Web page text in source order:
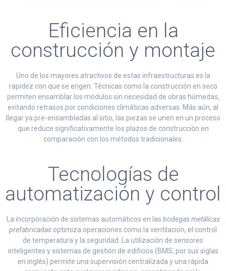
Eficiencia en la
construcción y montaje
Uno de los mayores atractivos de estas infraestructuras es la
rapidez con que se erigen. Técnicas como la construcción en seco
permiten ensamblar los módulos sin necesidad de obras húmedas,
evitando retrasos por condiciones climáticas adversas. Más aún, al
llegar ya pre-ensambladas al sitio, las piezas se unen en un proceso
que reduce significativamente los plazos de construcción en
comparación con los métodos tradicionales.
Tecnologías de
automatización y control
La incorporación de sistemas automáticos en las bodegas metálicas
prefabricadas optimiza operaciones como la ventilación, el control
de temperatura y la seguridad. La utilización de sensores
inteligentes y sistemas de gestión de edificios (BMS, por sus siglas
en inglés) permite una supervisión centralizada y una rápida